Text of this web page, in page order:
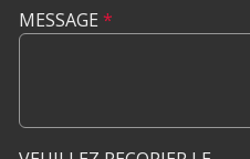
MESSAGE *